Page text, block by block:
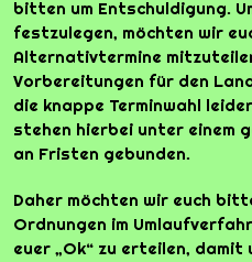
bitten um Entschuldigung.
festzulegen, möchten wir
Alternativtermine
Vorbereitungen für den
die knappe Terminwahl
stehen hierbei unter einem
an Fristen gebunden.
Daher möchten wir euch
Ordnungen im
euer „Ok“ zu erteilen,